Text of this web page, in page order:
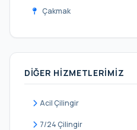
Çakmak
Elmalıkent
Esenevler
DIĞER HIZMETLERIMIZ
Acil Çilingir
7/24 Çilingir